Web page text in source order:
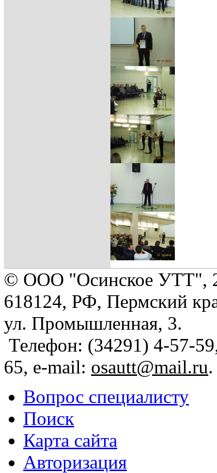
© ООО "Осинское УТТ",
618124, РФ, Пермский
ул. Промышленная, 3.
Телефон: (34291) 4-57-
65, e-mail: osautt@mail.ru.
Вопрос специалисту
Поиск
Карта сайта
Авторизация